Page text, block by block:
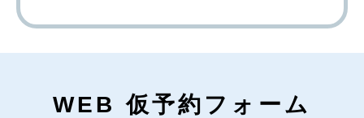
WEB 仮予約フォーム